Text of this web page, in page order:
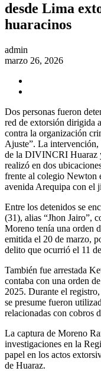
desde Lima
huaracinos
admin
marzo 26, 2026
Dos personas fueron
red de extorsión dirigida
contra la organización
Ajuste”. La intervención,
de la DIVINCRI Huaraz
realizó en dos
frente al colegio Newton
avenida Arequipa con el
Entre los detenidos se
(31), alias “Jhon Jairo”,
Moreno tenía una orden
emitida el 20 de marzo,
delito que ocurrió el 11
También fue arrestada
contaba con una orden
2025. Durante el
se presume fueron
relacionadas con cobros
La captura de Moreno
investigaciones en la
papel en los actos
de Huaraz.